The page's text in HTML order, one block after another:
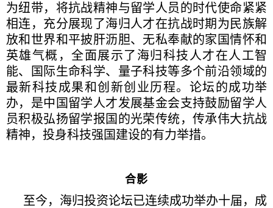
为纽带，将抗战精神与留学人员的时代使命紧紧
相连，充分展现了海归人才在抗战时期为民族解
放和世界和平披肝沥胆、无私奉献的家国情怀和
英雄气概，全面展示了海归科技人才在人工智
能、国际生命科学、量子科技等多个前沿领域的
最新科技成果和创新创业历程。论坛的成功举
办，是中国留学人才发展基金会支持鼓励留学人
员积极弘扬留学报国的光荣传统，传承伟大抗战
精神，投身科技强国建设的有力举措。
合影
至今，海归投资论坛已连续成功举办十届，成